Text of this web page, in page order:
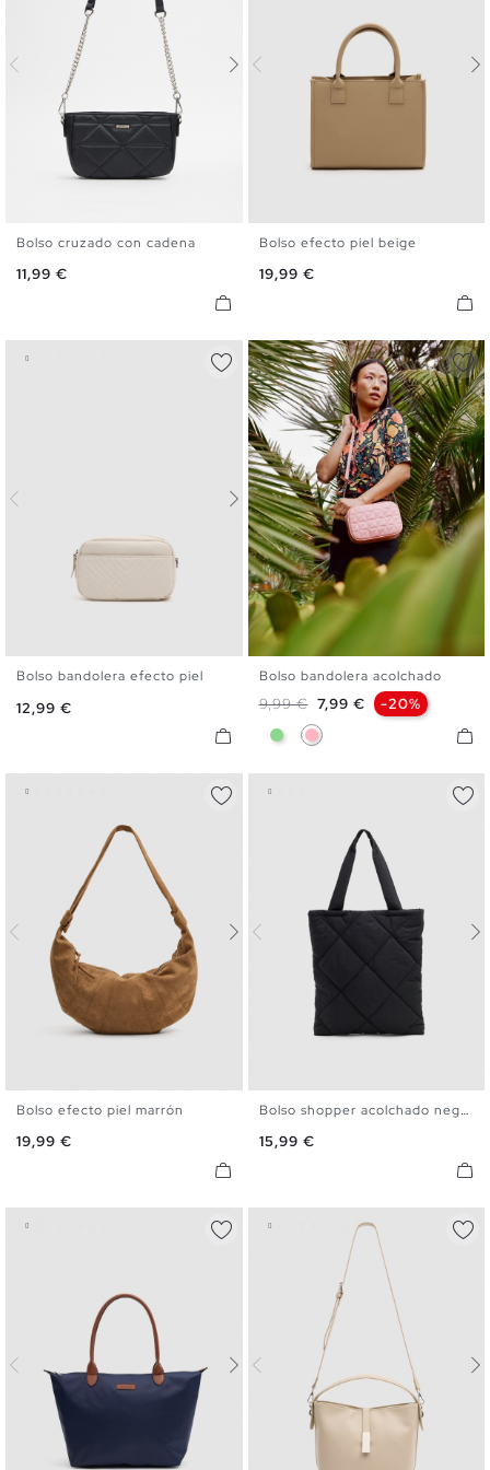
Bolso cruzado con cadena
Precio
11,99 €
Bolso efecto piel beige
Precio
19,99 €
Bolso bandolera efecto piel
Precio
12,99 €
Bolso bandolera acolchado
Precio base
9,99 € Precio
7,99 € -20%
Verde Claro
Rosa Claro
U
Bolso efecto piel marrón
Precio
19,99 €
U
Bolso shopper acolchado negro
Precio
15,99 €